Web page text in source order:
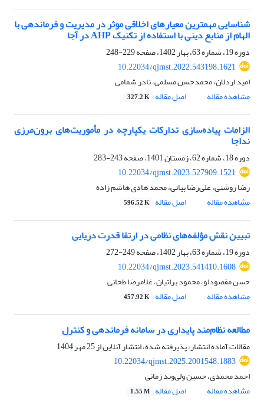
شناسایی مهمترین معیارهای اخلاقی موثر در مدیریت و فرماندهی با
الهام از منابع دینی با استفاده از تکنیک‌ AHP در آجا
دوره 19، شماره 63، بهار 1402، صفحه
229-248
10.22034/qjmst.2022.543198.1621
امید اردلان، محمدحسن مسلمی، نادر شمامی
مشاهده مقاله
اصل مقاله 327.2 K
الزامات پیاده‌سازی تدارکات یکپارچه در مأموریت‌های برون‌مرزی
نداجا
دوره 18، شماره 62، زمستان 1401، صفحه
243-283
10.22034/qjmst.2023.527909.1521
رضا روشنی، علی‌رضا بیاتی، محمد هادی هاشم زاده
مشاهده مقاله
اصل مقاله 596.52 K
تبیین نقش مؤلفه‌های نظامی در ارتقا قدرت دریایی
دوره 19، شماره 63، بهار 1402، صفحه
249-272
10.22034/qjmst.2023.541410.1608
حسن مقصودلو، محمود براتیان، غلامرضا طحانی
مشاهده مقاله
اصل مقاله 457.92 K
مطالعه نظام‌مند پایداری در سامانه فرماندهی و کنترل
مقالات آماده انتشار، پذیرفته شده، انتشار آنلاین از25 مهر 1404
10.22034/qjmst.2025.2001548.1883
احمد محمدی، حسین ولی‌وند زمانی
مشاهده مقاله
اصل مقاله 1.55 M